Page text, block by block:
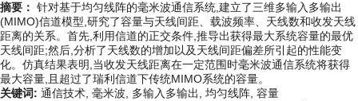
摘要： 针对基于均匀线阵的毫米波通信系统,建立了三维多输入多输出
(MIMO)信道模型,研究了容量与天线间距、载波频率、天线数和收发天线
距离的关系。首先,利用信道的正交条件,推导出获得最大系统容量的最优
天线间距;然后,分析了天线数的增加以及天线间距偏差所引起的性能变
化。仿真结果表明,当收发天线距离在一定范围时毫米波通信系统将获得
最大容量,且超过了瑞利信道下传统MIMO系统的容量。
关键词: 通信技术, 毫米波, 多输入多输出, 均匀线阵, 容量